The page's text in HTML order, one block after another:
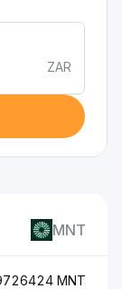
ZAR
MNT
MNT